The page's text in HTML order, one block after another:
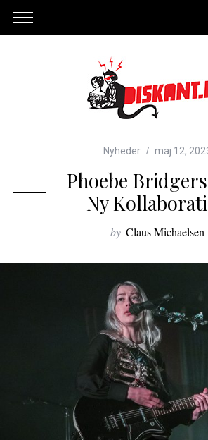
Nyheder maj 12,
Phoebe
Ny
by Claus Michaelsen